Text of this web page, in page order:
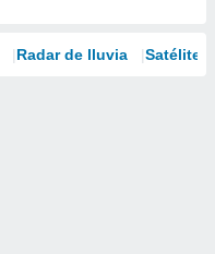
Radar de lluvia Satélites